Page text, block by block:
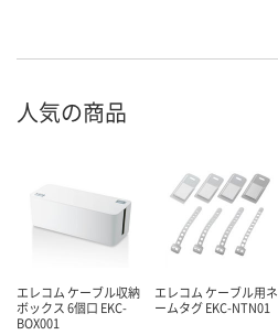
人気の商品
エレコム ケーブル収納
ボックス 6個口 EKC-
BOX001
エレコム ケーブル用ネ
ームタグ EKC-NTN01